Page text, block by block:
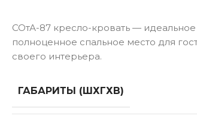
СОтА-87 кресло-кровать —
полноценное спальное место для
своего интерьера.
ГАБАРИТЫ (ШХГХВ)